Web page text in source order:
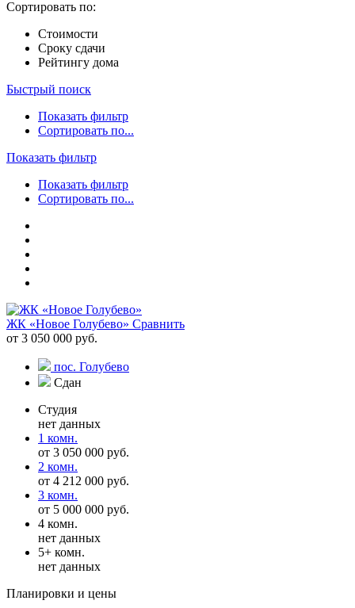
Сортировать по:
Стоимости
Сроку сдачи
Рейтингу дома
Быстрый поиск
Показать фильтр
Сортировать по...
Показать фильтр
Показать фильтр
Сортировать по...
ЖК «Новое Голубево» Сравнить
от 3 050 000 руб.
пос. Голубево
Сдан
Студия
нет данных
1 комн.
от 3 050 000 руб.
2 комн.
от 4 212 000 руб.
3 комн.
от 5 000 000 руб.
4 комн.
нет данных
5+ комн.
нет данных
Планировки и цены